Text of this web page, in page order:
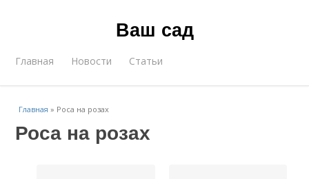
Ваш сад
Главная Новости Статьи
Главная » Роса на розах
Роса на розах